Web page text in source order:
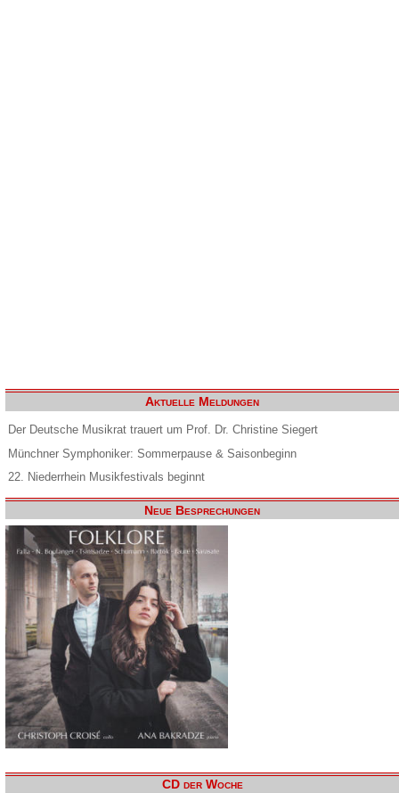
Aktuelle Meldungen
Der Deutsche Musikrat trauert um Prof. Dr. Christine Siegert
Münchner Symphoniker: Sommerpause & Saisonbeginn
22. Niederrhein Musikfestivals beginnt
Neue Besprechungen
CD der Woche